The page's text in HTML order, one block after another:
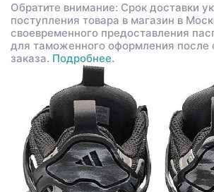
Обратите внимание: Срок доставки
поступления товара в магазин в
своевременного предоставления
для таможенного оформления после
заказа. Подробнее.